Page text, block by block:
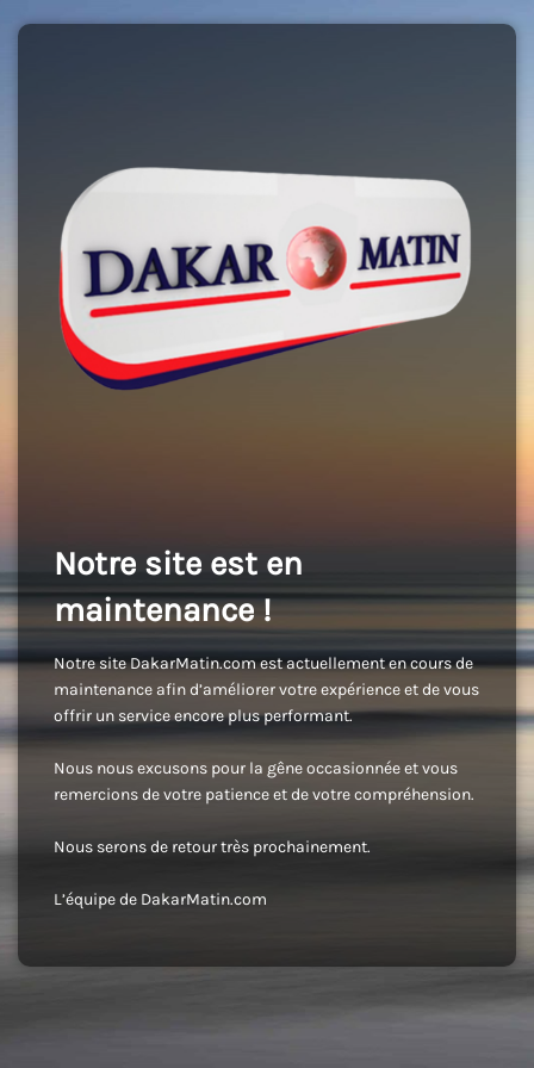
Notre site est en
maintenance !
Notre site DakarMatin.com est actuellement en cours de
maintenance afin d’améliorer votre expérience et de vous
offrir un service encore plus performant.
Nous nous excusons pour la gêne occasionnée et vous
remercions de votre patience et de votre compréhension.
Nous serons de retour très prochainement.
L’équipe de DakarMatin.com